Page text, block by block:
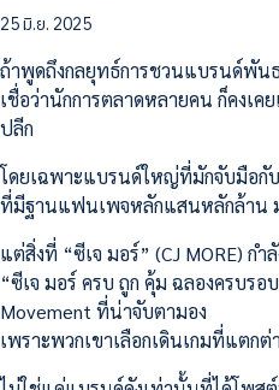
25 มิ.ย. 2025
ถ้าพูดถึงกลยุทธ์การชวนแบรนด์พัน
เชื่อว่านักการตลาดหลายคน ก็คงเค
ปลีก
โดยเฉพาะแบรนด์ใหญ่ที่มักจับมือกั
ที่มีฐานแฟนเพจหลักแสนหลักล้าน
แต่สิ่งที่ “ซีเจ มอร์” (CJ MORE) ก
“ซีเจ มอร์ ครบ ถูก คุ้ม ฉลองครบรอ
Movement ที่น่าจับตามอง
เพราะพวกเขาเลือกเดินเกมที่แตกต่